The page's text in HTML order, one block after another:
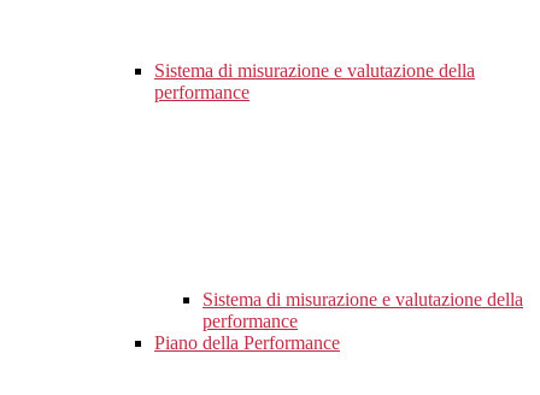
Sistema di misurazione e valutazione della
performance
Sistema di misurazione e valutazione della
performance
Piano della Performance